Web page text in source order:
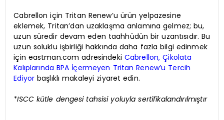
Cabrellon için Tritan Renew’u ürün yelpazesine
eklemek, Tritan’dan uzaklaşma anlamına gelmez; bu,
uzun süredir devam eden taahhüdün bir uzantısıdır. Bu
uzun soluklu işbirliği hakkında daha fazla bilgi edinmek
için eastman.com adresindeki Cabrellon, Çikolata
Kalıplarında BPA İçermeyen Tritan Renew’u Tercih
Ediyor başlıklı makaleyi ziyaret edin.
*ISCC kütle dengesi tahsisi yoluyla sertifikalandırılmıştır